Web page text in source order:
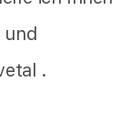
und
.